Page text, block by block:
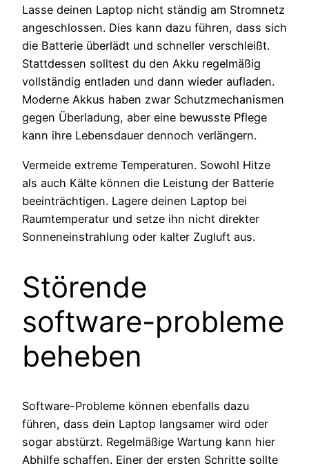
Lasse deinen Laptop nicht ständig am Stromnetz
angeschlossen. Dies kann dazu führen, dass sich
die Batterie überlädt und schneller verschleißt.
Stattdessen solltest du den Akku regelmäßig
vollständig entladen und dann wieder aufladen.
Moderne Akkus haben zwar Schutzmechanismen
gegen Überladung, aber eine bewusste Pflege
kann ihre Lebensdauer dennoch verlängern.
Vermeide extreme Temperaturen. Sowohl Hitze
als auch Kälte können die Leistung der Batterie
beeinträchtigen. Lagere deinen Laptop bei
Raumtemperatur und setze ihn nicht direkter
Sonneneinstrahlung oder kalter Zugluft aus.
Störende
software-probleme
beheben
Software-Probleme können ebenfalls dazu
führen, dass dein Laptop langsamer wird oder
sogar abstürzt. Regelmäßige Wartung kann hier
Abhilfe schaffen. Einer der ersten Schritte sollte